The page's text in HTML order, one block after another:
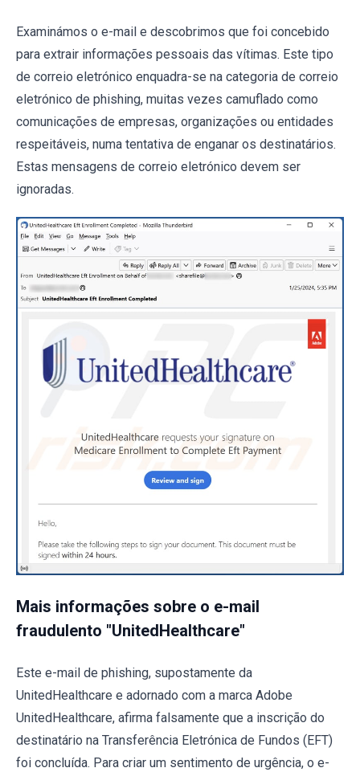
Examinámos o e-mail e descobrimos que foi concebido
para extrair informações pessoais das vítimas. Este tipo
de correio eletrónico enquadra-se na categoria de correio
eletrónico de phishing, muitas vezes camuflado como
comunicações de empresas, organizações ou entidades
respeitáveis, numa tentativa de enganar os destinatários.
Estas mensagens de correio eletrónico devem ser
ignoradas.
Mais informações sobre o e-mail
fraudulento "UnitedHealthcare"
Este e-mail de phishing, supostamente da
UnitedHealthcare e adornado com a marca Adobe
UnitedHealthcare, afirma falsamente que a inscrição do
destinatário na Transferência Eletrónica de Fundos (EFT)
foi concluída. Para criar um sentimento de urgência, o e-